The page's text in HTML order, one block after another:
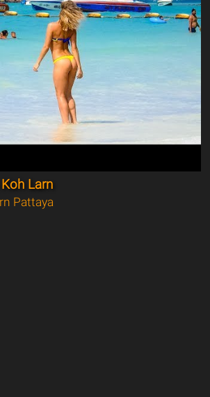
Larn
Pattaya